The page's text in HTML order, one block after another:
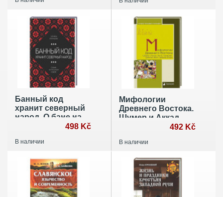
Банный код
хранит северный
народ. О бане на
Русском Севере498 Kč
В наличии
Мифологии
Древнего Востока.
Шумер и Аккад.
Хетты. Ханаанеи.
Древняя Индия
492 Kč
В наличии